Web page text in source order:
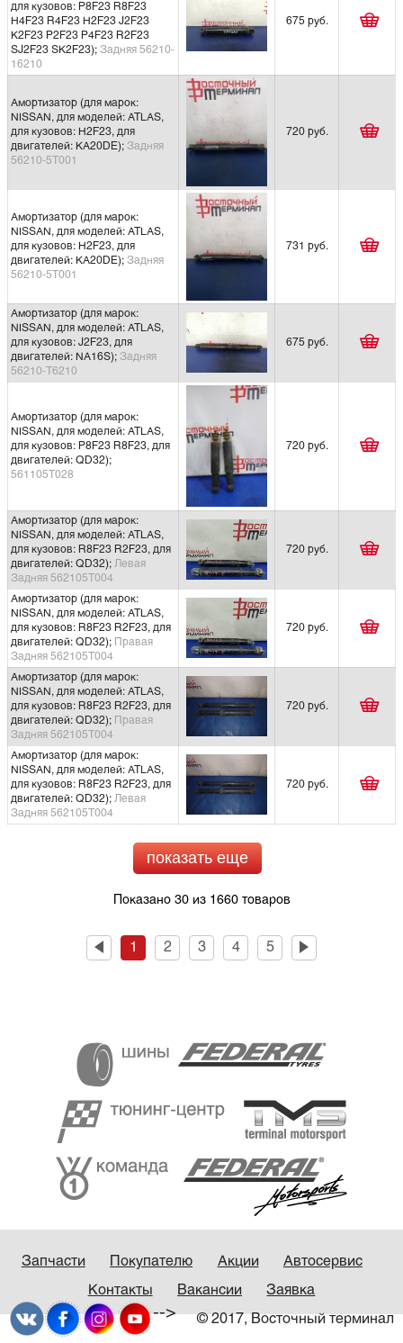
для кузовов: P8F23 R8F23
H4F23 R4F23 H2F23 J2F23
K2F23 P2F23 P4F23 R2F23
SJ2F23 SK2F23); Задняя 56210-
16210
675 руб.
Амортизатор (для марок:
NISSAN, для моделей: ATLAS,
для кузовов: H2F23, для
двигателей: KA20DE); Задняя
56210-5Т001
720 руб.
Амортизатор (для марок:
NISSAN, для моделей: ATLAS,
для кузовов: H2F23, для
двигателей: KA20DE); Задняя
56210-5Т001
731 руб.
Амортизатор (для марок:
NISSAN, для моделей: ATLAS,
для кузовов: J2F23, для
двигателей: NA16S); Задняя
56210-Т6210
675 руб.
Амортизатор (для марок:
NISSAN, для моделей: ATLAS,
для кузовов: P8F23 R8F23, для
двигателей: QD32);
561105T028
720 руб.
Амортизатор (для марок:
NISSAN, для моделей: ATLAS,
для кузовов: R8F23 R2F23, для
двигателей: QD32); Левая
Задняя 562105T004
720 руб.
Амортизатор (для марок:
NISSAN, для моделей: ATLAS,
для кузовов: R8F23 R2F23, для
двигателей: QD32);
Правая
Задняя 562105T004
720 руб.
Амортизатор (для марок:
NISSAN, для моделей: ATLAS,
для кузовов: R8F23 R2F23, для
двигателей: QD32);
Правая
Задняя 562105T004
720 руб.
Амортизатор (для марок:
NISSAN, для моделей: ATLAS,
для кузовов: R8F23 R2F23, для
двигателей: QD32); Левая
Задняя 562105T004
720 руб.
показать еще
Показано 30 из 1660 товаров
1 2 3 4 5
Запчасти Покупателю Акции Автосервис
Контакты Вакансии Заявка
© 2017, Восточный терминал
-->